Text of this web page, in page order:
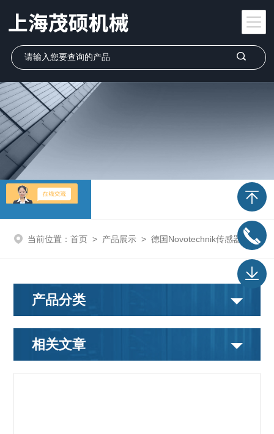
产品展示
当前位置： 首页 > 产品展示 > 德国Novotechnik传感器 >
产品分类
相关文章